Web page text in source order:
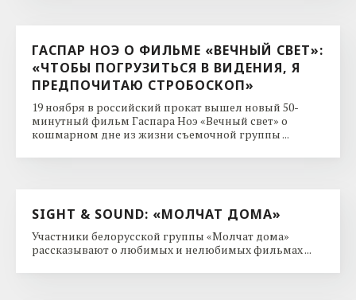
ГАСПАР НОЭ О ФИЛЬМЕ «ВЕЧНЫЙ СВЕТ»:
«ЧТОБЫ ПОГРУЗИТЬСЯ В ВИДЕНИЯ, Я
ПРЕДПОЧИТАЮ СТРОБОСКОП»
19 ноября в российский прокат вышел новый 50-
минутный фильм Гаспара Ноэ «Вечный свет» о
кошмарном дне из жизни съемочной группы ...
SIGHT & SOUND: «МОЛЧАТ ДОМА»
Участники белорусской группы «Молчат дома»
рассказывают о любимых и нелюбимых фильмах ...